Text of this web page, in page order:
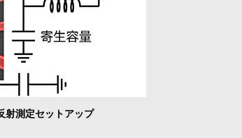
射測定セットアップ